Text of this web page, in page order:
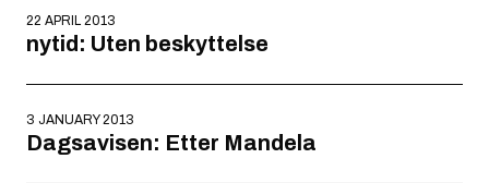
22 APRIL 2013
nytid: Uten beskyttelse
3 JANUARY 2013
Dagsavisen: Etter Mandela